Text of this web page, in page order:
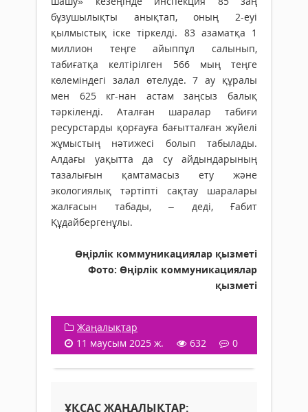
бұзушылықты анықтап, оның 2-еуі
қылмыстық іске тіркелді. 83 азаматқа 1
миллион теңге айыппұл салынып,
табиғатқа келтірілген 566 мың теңге
көлеміндегі залал өтелуде. 7 ау құралы
мен 625 кг-нан астам заңсыз балық
тәркіленді. Аталған шаралар табиғи
ресурстарды қорғауға бағытталған жүйелі
жұмыстың нәтижесі болып табылады.
Алдағы уақытта да су айдындарының
тазалығын қамтамасыз ету және
экологиялық тәртіпті сақтау шаралары
жалғасын табады, – деді, Ғабит
Құдайбергенұлы.
Өңірлік коммуникациялар қызметі
Фото: Өңірлік коммуникациялар
қызметі
Жаңалықтар
11 маусым 2025 ж.
632 0
ҰҚСАС ЖАҢАЛЫҚТАР: